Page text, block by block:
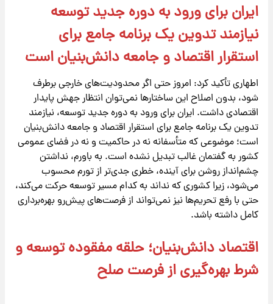
ایران برای ورود به دوره جدید توسعه
نیازمند تدوین یک برنامه جامع برای
استقرار اقتصاد و جامعه دانش‌بنیان است
اطهاری تأکید کرد: امروز حتی اگر محدودیت‌های خارجی برطرف
شود، بدون اصلاح این ساختارها نمی‌توان انتظار جهش پایدار
اقتصادی داشت. ایران برای ورود به دوره جدید توسعه، نیازمند
تدوین یک برنامه جامع برای استقرار اقتصاد و جامعه دانش‌بنیان
است؛ موضوعی که متأسفانه نه در حاکمیت و نه در فضای عمومی
کشور به گفتمان غالب تبدیل نشده است. به باورم، نداشتن
چشم‌انداز روشن برای آینده، خطری جدی‌تر از تورم محسوب
می‌شود، زیرا کشوری که نداند به کدام مسیر توسعه حرکت می‌کند،
حتی با رفع تحریم‌ها نیز نمی‌تواند از فرصت‌های پیش‌رو بهره‌برداری
کامل داشته باشد.
اقتصاد دانش‌بنیان؛ حلقه مفقوده توسعه و
شرط بهره‌گیری از فرصت صلح